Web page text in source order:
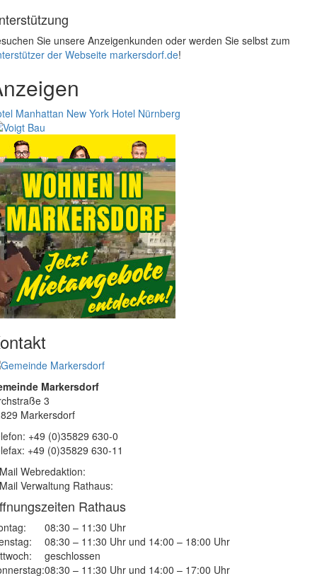
Sie unsere Anzeigenkunden oder werden Sie selbst zum
der Webseite markersdorf.de!
Manhattan New York Hotel Nürnberg
Markersdorf
3
Markersdorf
+49 (0)35829 630-0
+49 (0)35829 630-11
Webredaktion:
Verwaltung Rathaus:
Rathaus
08:30 – 11:30 Uhr
08:30 – 11:30 Uhr und 14:00 – 18:00 Uhr
geschlossen
08:30 – 11:30 Uhr und 14:00 – 17:00 Uhr